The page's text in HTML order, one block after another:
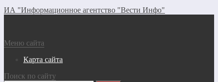
ИА "Информационное агентство "Вести Инфо"
Меню сайта
Карта сайта
Поиск по сайту